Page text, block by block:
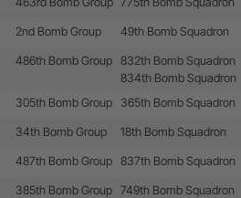
2nd Bomb Group 49th Bomb Squadron
486th Bomb Group 832th Bomb Squadron
834th Bomb Squadron
305th Bomb Group 365th Bomb Squadron
34th Bomb Group 18th Bomb Squadron
487th Bomb Group 837th Bomb Squadron
385th Bomb Group 749th Bomb Squadron